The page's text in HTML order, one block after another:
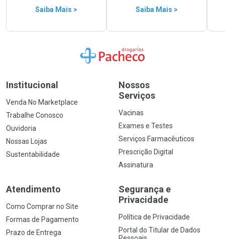
Saiba Mais > Saiba Mais >
Ir para a Home
Institucional
Venda No Marketplace
Trabalhe Conosco
Ouvidoria
Nossas Lojas
Sustentabilidade
Nossos
Serviços
Vacinas
Exames e Testes
Serviços Farmacêuticos
Prescrição Digital
Assinatura
Atendimento
Como Comprar no Site
Formas de Pagamento
Prazo de Entrega
Segurança e
Privacidade
Política de Privacidade
Portal do Titular de Dados